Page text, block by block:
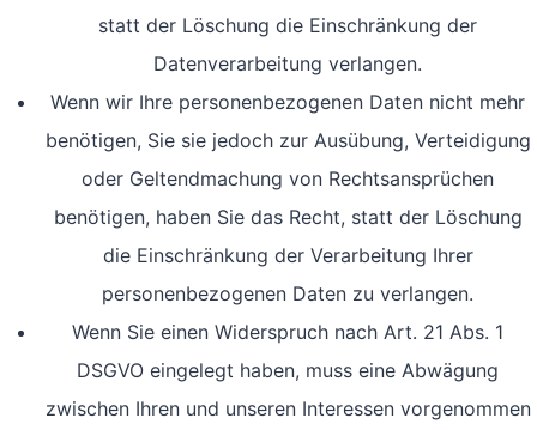
statt der Löschung die Einschränkung der
Datenverarbeitung verlangen.
Wenn wir Ihre personenbezogenen Daten nicht mehr
benötigen, Sie sie jedoch zur Ausübung, Verteidigung
oder Geltendmachung von Rechtsansprüchen
benötigen, haben Sie das Recht, statt der Löschung
die Einschränkung der Verarbeitung Ihrer
personenbezogenen Daten zu verlangen.
Wenn Sie einen Widerspruch nach Art. 21 Abs. 1
DSGVO eingelegt haben, muss eine Abwägung
zwischen Ihren und unseren Interessen vorgenommen